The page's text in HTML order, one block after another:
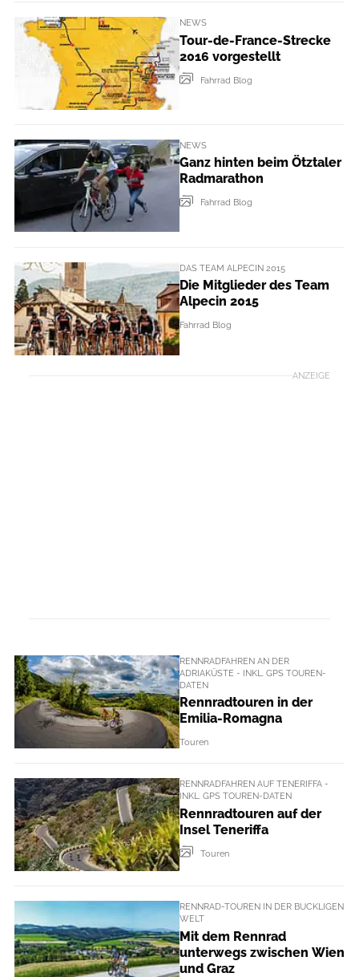
NEWS
Tour-de-France-Strecke
2016 vorgestellt
Fahrrad Blog
NEWS
Ganz hinten beim Ötztaler
Radmarathon
Fahrrad Blog
DAS TEAM ALPECIN 2015
Die Mitglieder des Team
Alpecin 2015
Fahrrad Blog
ANZEIGE
RENNRADFAHREN AN DER
ADRIAKÜSTE - INKL. GPS TOUREN-
DATEN
Rennradtouren in der
Emilia-Romagna
Touren
RENNRADFAHREN AUF TENERIFFA -
INKL. GPS TOUREN-DATEN
Rennradtouren auf der
Insel Teneriffa
Touren
RENNRAD-TOUREN IN DER BUCKLIGEN
WELT
Mit dem Rennrad
unterwegs zwischen Wien
und Graz